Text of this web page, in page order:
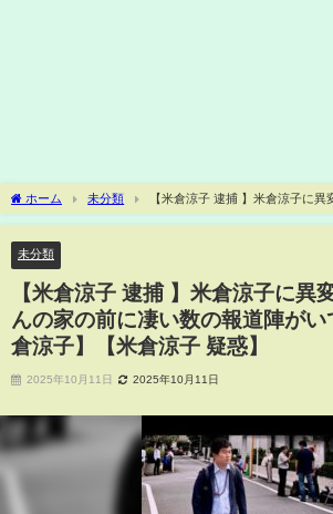
ホーム 未分類
【米倉涼子 逮捕 】米倉涼子に
前に凄い数の報道陣がいて怖いよぉ【米倉涼子】【米倉涼
未分類
【米倉涼子 逮捕 】米倉涼子に異
んの家の前に凄い数の報道陣が
倉涼子】【米倉涼子 疑惑】
2025年10月11日 2025年10月11日